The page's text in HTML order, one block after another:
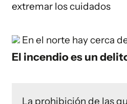
extremar los cuidados
En el norte hay cerca
El incendio es un
La prohibición de las